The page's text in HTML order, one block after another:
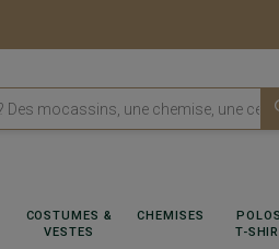
COSTUMES &
VESTES
CHEMISES
T-